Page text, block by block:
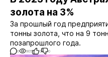
золота на 3%
За прошлый год
тонны золота, что на 9
позапрошлого года.
0 905 0 0